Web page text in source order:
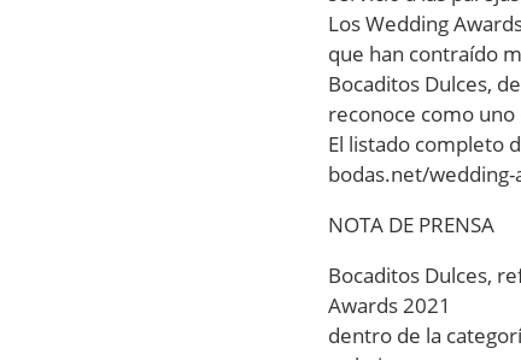
Los Wedding
que han contraído
Bocaditos Dulces,
reconoce como
El listado completo
bodas.net/wedding-
NOTA DE PRENSA
Bocaditos Dulces,
Awards 2021
dentro de la